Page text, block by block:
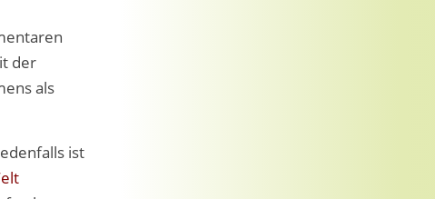
der
als
ist